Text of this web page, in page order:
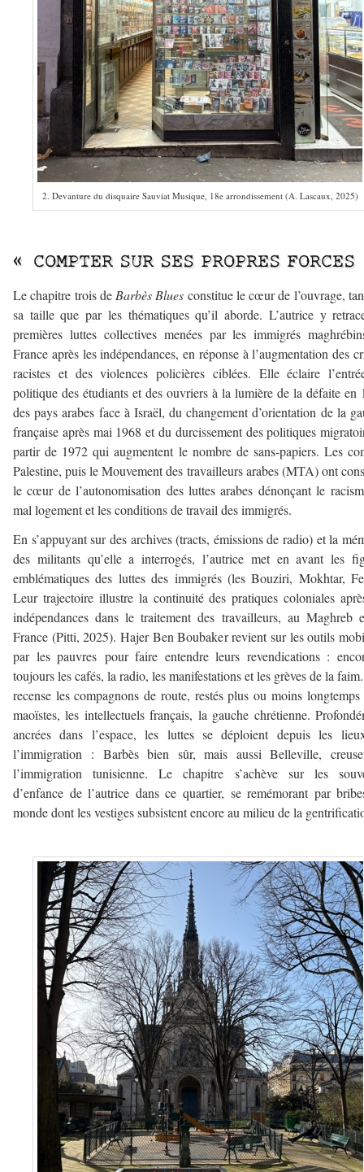
2. Devanture du disquaire Sauviat Musique, 18e arrondissement (A. Lascaux, 2025)
« COMPTER SUR SES PROPRES
Le chapitre trois de Barbès Blues constitue le cœur de l’ouvrage,
sa taille que par les thématiques qu’il aborde. L’autrice y
premières luttes collectives menées par les immigrés
France après les indépendances, en réponse à l’augmentation des
racistes et des violences policières ciblées. Elle éclaire
politique des étudiants et des ouvriers à la lumière de la défaite en
des pays arabes face à Israël, du changement d’orientation de la
française après mai 1968 et du durcissement des politiques
partir de 1972 qui augmentent le nombre de sans-papiers. Les
Palestine, puis le Mouvement des travailleurs arabes (MTA) ont
le cœur de l’autonomisation des luttes arabes dénonçant le
mal logement et les conditions de travail des immigrés.
En s’appuyant sur des archives (tracts, émissions de radio) et la
des militants qu’elle a interrogés, l’autrice met en avant les
emblématiques des luttes des immigrés (les Bouziri, Mokhtar,
Leur trajectoire illustre la continuité des pratiques coloniales
indépendances dans le traitement des travailleurs, au Maghreb
France (Pitti, 2025). Hajer Ben Boubaker revient sur les outils
par les pauvres pour faire entendre leurs revendications :
toujours les cafés, la radio, les manifestations et les grèves de la
recense les compagnons de route, restés plus ou moins
maoïstes, les intellectuels français, la gauche chrétienne.
ancrées dans l’espace, les luttes se déploient depuis les
l’immigration : Barbès bien sûr, mais aussi Belleville,
l’immigration tunisienne. Le chapitre s’achève sur les
d’enfance de l’autrice dans ce quartier, se remémorant par
monde dont les vestiges subsistent encore au milieu de la